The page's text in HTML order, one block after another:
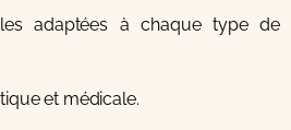
adaptées à chaque type de
et médicale.